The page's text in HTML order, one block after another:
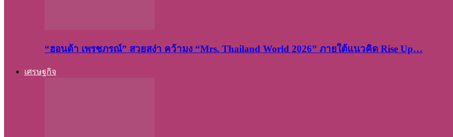
“ฮอนด้า เพรชภรณ์” สวยสง่า คว้ามง “Mrs. Thailand World 2026” ภายใต้แนวคิด Rise Up…
เศรษฐกิจ